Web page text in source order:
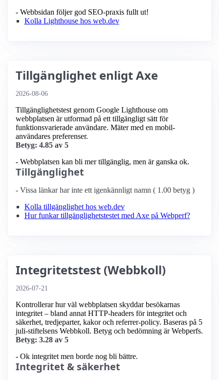
- Webbsidan följer god SEO-praxis fullt ut!
Kolla Lighthouse hos web.dev
Tillgänglighet enligt Axe
2026-08-06
Tillgänglighetstest genom Google Lighthouse om
webbplatsen är utformad på ett tillgängligt sätt för
funktionsvarierade användare. Mäter med en mobil­
användares preferenser.
Betyg: 4.85 av 5
- Webbplatsen kan bli mer tillgänglig, men är ganska ok.
Tillgänglighet
- Vissa länkar har inte ett igenkännligt namn ( 1.00 betyg )
Kolla tillgänglighet hos web.dev
Hur funkar tillgänglighetstestet med Axe på Webperf?
Integritetstest (Webbkoll)
2026-07-21
Kontrollerar hur väl webbplatsen skyddar besökarnas
integritet – bland annat HTTP-headers för integritet och
säkerhet, tredjeparter, kakor och referrer-policy. Baseras på 5
juli-stiftelsens Webbkoll. Betyg och bedömning är Webperfs.
Betyg: 3.28 av 5
- Ok integritet men borde nog bli bättre.
Integritet & säkerhet